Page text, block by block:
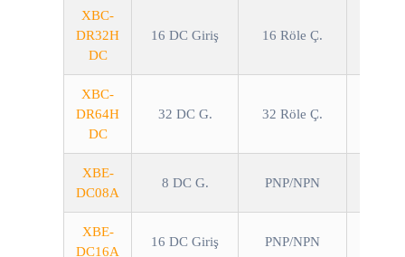
XBC-
DR32H
DC
16 DC Giriş 16 Röle Ç.
XBC-
DR64H
DC
32 DC G. 32 Röle Ç.
XBE-
DC08A
8 DC G. PNP/NPN
XBE-
DC16A
16 DC Giriş PNP/NPN